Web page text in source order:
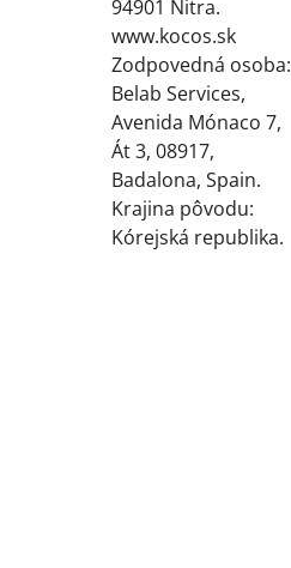
94901 Nitra.
www.kocos.sk
Zodpovedná osoba:
Belab Services,
Avenida Mónaco 7,
Át 3, 08917,
Badalona, Spain.
Krajina pôvodu:
Kórejská republika.